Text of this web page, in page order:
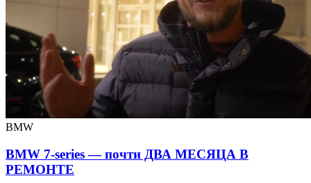
BMW
BMW 7-series — почти ДВА МЕСЯЦА В
РЕМОНТЕ